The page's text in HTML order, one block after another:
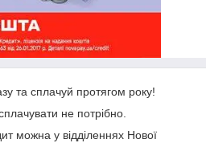
та сплачуй протягом року!
не потрібно.
можна у відділеннях Нової